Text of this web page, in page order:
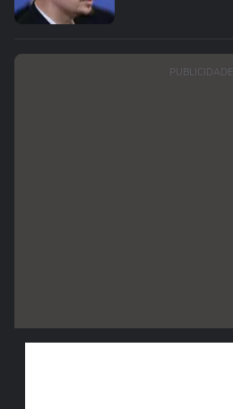
PUBLICIDADE